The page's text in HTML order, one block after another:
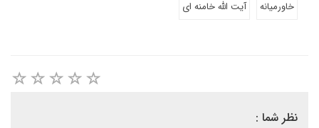
خاورميانه
آیت الله خامنه ای
نظر شما :